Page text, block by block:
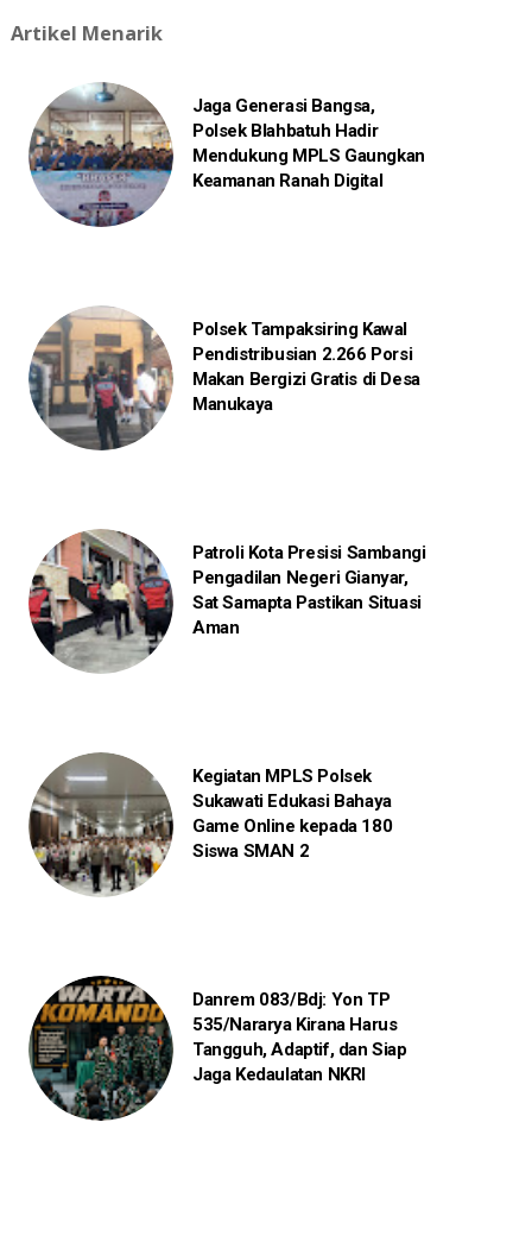
Artikel Menarik
Jaga Generasi Bangsa,
Polsek Blahbatuh Hadir
Mendukung MPLS Gaungkan
Keamanan Ranah Digital
Polsek Tampaksiring Kawal
Pendistribusian 2.266 Porsi
Makan Bergizi Gratis di Desa
Manukaya
Patroli Kota Presisi Sambangi
Pengadilan Negeri Gianyar,
Sat Samapta Pastikan Situasi
Aman
Kegiatan MPLS Polsek
Sukawati Edukasi Bahaya
Game Online kepada 180
Siswa SMAN 2
Danrem 083/Bdj: Yon TP
535/Nararya Kirana Harus
Tangguh, Adaptif, dan Siap
Jaga Kedaulatan NKRI